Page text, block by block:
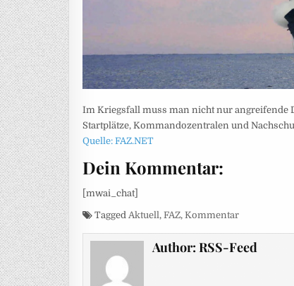
Im Kriegsfall muss man nicht nur angreifende
Startplätze, Kommandozentralen und
Quelle: FAZ.NET
Dein Kommentar:
[mwai_chat]
Tagged Aktuell, FAZ, Kommentar
Author:RSS-Feed